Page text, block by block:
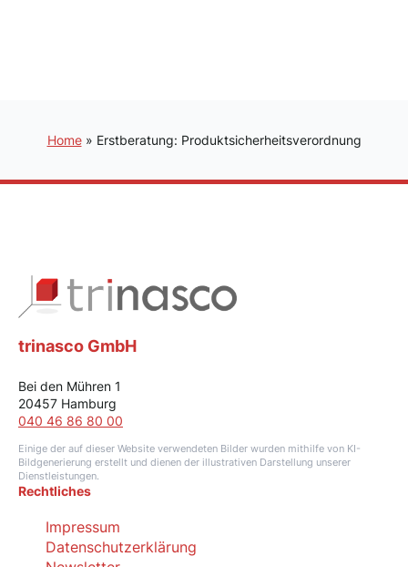
Home» Erstberatung: Produktsicherheitsverordnung
trinasco GmbH
Bei den Mühren 1
20457 Hamburg
040 46 86 80 00
Einige der auf dieser Website verwendeten Bilder wurden mithilfe von KI-
Bildgenerierung erstellt und dienen der illustrativen Darstellung unserer
Dienstleistungen.
Rechtliches
Impressum
Datenschutzerklärung